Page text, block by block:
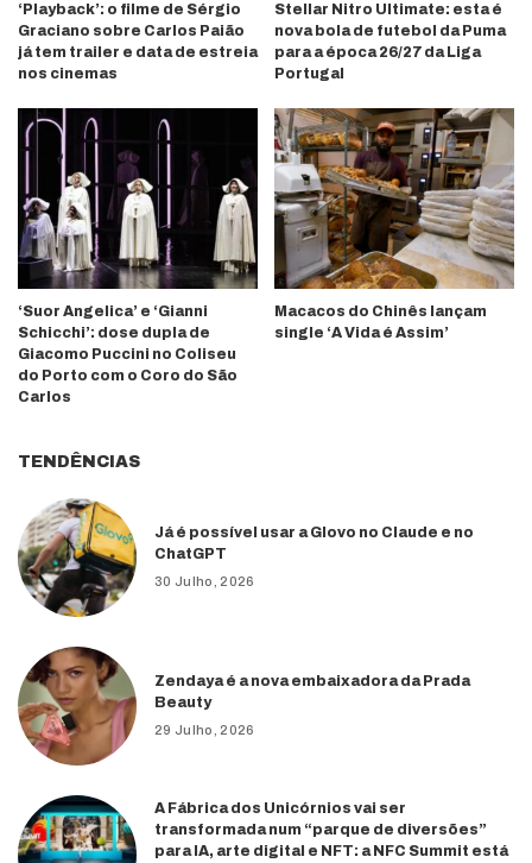
‘Playback’: o filme de Sérgio
Graciano sobre Carlos Paião
já tem trailer e data de estreia
nos cinemas
Stellar Nitro Ultimate: esta é
nova bola de futebol da Puma
para a época 26/27 da Liga
Portugal
‘Suor Angelica’ e ‘Gianni
Schicchi’: dose dupla de
Giacomo Puccini no Coliseu
do Porto com o Coro do São
Carlos
Macacos do Chinês lançam
single ‘A Vida é Assim’
TENDÊNCIAS
Já é possível usar a Glovo no Claude e no
ChatGPT
30 Julho, 2026
Zendaya é a nova embaixadora da Prada
Beauty
29 Julho, 2026
A Fábrica dos Unicórnios vai ser
transformada num “parque de diversões”
para IA, arte digital e NFT: a NFC Summit está